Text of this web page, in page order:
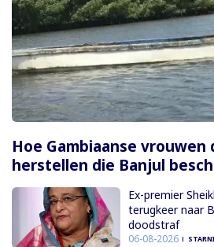
Hoe Gambiaanse vrouwen
herstellen die Banjul
Ex-premier
terugkeer naar
doodstraf
06-08-2026